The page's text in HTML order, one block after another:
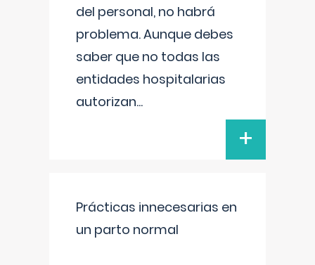
del personal, no habrá
problema. Aunque debes
saber que no todas las
entidades hospitalarias
autorizan...
+
Prácticas innecesarias en
un parto normal